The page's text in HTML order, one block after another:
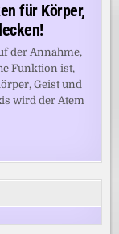
für Körper,
der Annahme,
Funktion ist,
Geist und
wird der Atem